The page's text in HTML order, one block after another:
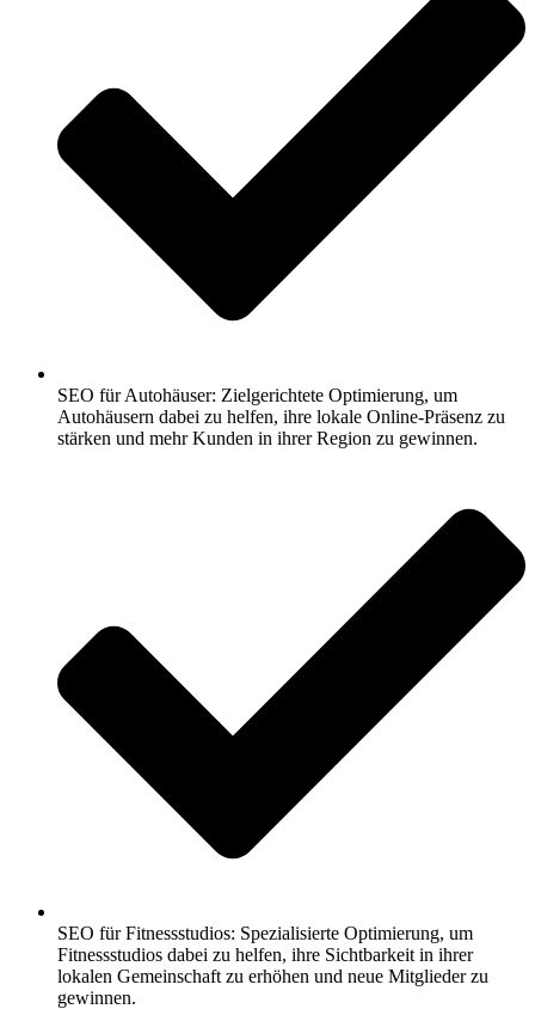
SEO für Autohäuser: Zielgerichtete Optimierung, um
Autohäusern dabei zu helfen, ihre lokale Online-Präsenz zu
stärken und mehr Kunden in ihrer Region zu gewinnen.
SEO für Fitnessstudios: Spezialisierte Optimierung, um
Fitnessstudios dabei zu helfen, ihre Sichtbarkeit in ihrer
lokalen Gemeinschaft zu erhöhen und neue Mitglieder zu
gewinnen.